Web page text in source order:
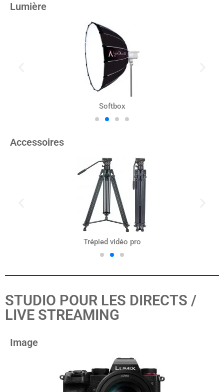
Lumière
Softbox
Accessoires
Trépied vidéo pro
STUDIO POUR LES DIRECTS /
LIVE STREAMING
Image